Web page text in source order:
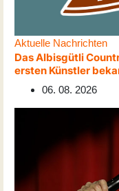
Aktuelle Nachrichten
Das Albisgütli
ersten Künstler
06. 08. 2026